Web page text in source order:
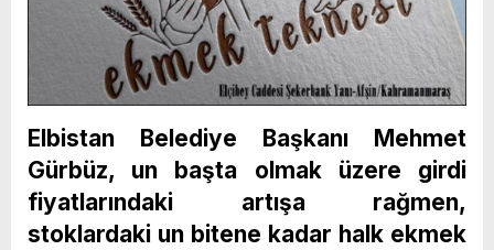
Elbistan Belediye Başkanı Mehmet
Gürbüz, un başta olmak üzere girdi
fiyatlarındaki artışa rağmen,
stoklardaki un bitene kadar halk ekmek